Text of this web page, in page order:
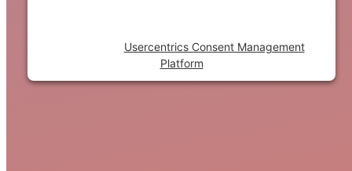
Usercentrics Consent Management
Platform